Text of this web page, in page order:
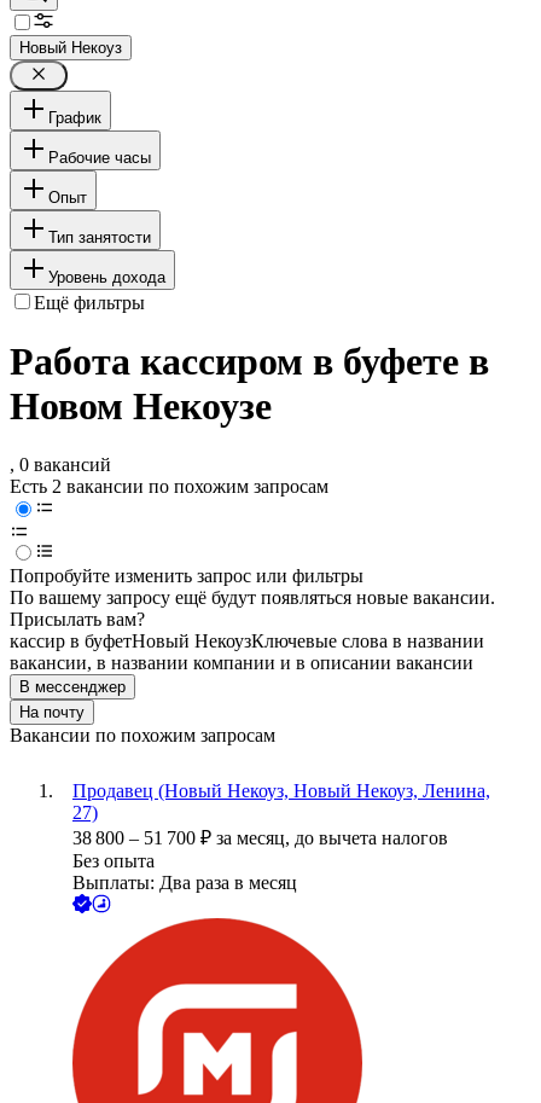
Новый Некоуз
График
Рабочие часы
Опыт
Тип занятости
Уровень дохода
Ещё фильтры
Работа кассиром в буфете в
Новом Некоузе
, 0 вакансий
Есть 2 вакансии по похожим запросам
Попробуйте изменить запрос или фильтры
По вашему запросу ещё будут появляться новые вакансии.
Присылать вам?
кассир в буфетНовый НекоузКлючевые слова в названии
вакансии, в названии компании и в описании вакансии
В мессенджер
На почту
Вакансии по похожим запросам
Продавец (Новый Некоуз, Новый Некоуз, Ленина,
27)
38 800 – 51 700 ₽ за месяц, до вычета налогов
Без опыта
Выплаты: Два раза в месяц